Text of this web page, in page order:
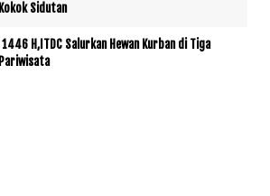
Sidutan
1446 H,ITDC Salurkan Hewan Kurban di Tiga